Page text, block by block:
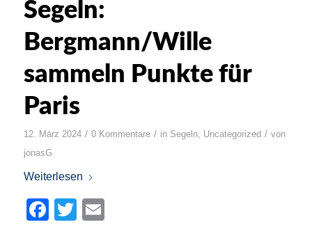
Segeln:
Bergmann/Wille
sammeln Punkte für
Paris
12. März 2024 / 0 Kommentare / in Segeln, Uncategorized / von
jonasG
Weiterlesen
Facebook
Twitter